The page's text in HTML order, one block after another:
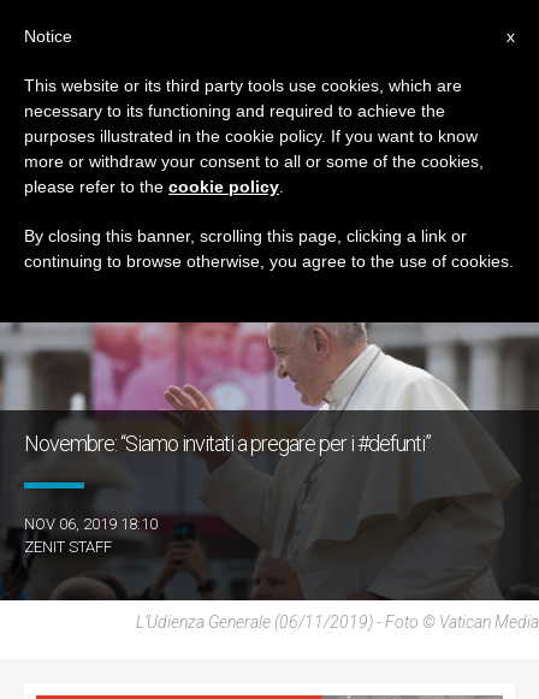
GIORNO
Novembre 6th, 2019
ULTIME NOTIZIE
Novembre: “Siamo invitati a pregare per i #defunti”
NOV 06, 2019 18:10
ZENIT STAFF
L’Udienza Generale (06/11/2019) - Foto © Vatican Media
x
Notice
This website or its third party tools use cookies, which are
necessary to its functioning and required to achieve the
purposes illustrated in the cookie policy. If you want to know
more or withdraw your consent to all or some of the cookies,
please refer to the cookie policy
By closing this banner, scrolling this page, clicking a link or
continuing to browse otherwise, you agree to the use of cookies.